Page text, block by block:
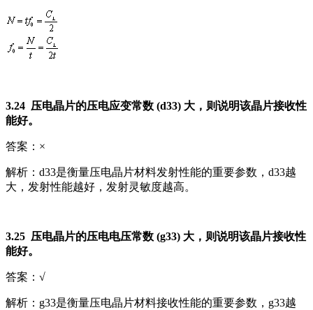
3.24 压电晶片的压电应变常数 (d33) 大，则说明该晶片接收性
能好。
答案：×
解析：d33是衡量压电晶片材料发射性能的重要参数，d33越
大，发射性能越好，发射灵敏度越高。
3.25 压电晶片的压电电压常数 (g33) 大，则说明该晶片接收性
能好。
答案：√
解析：g33是衡量压电晶片材料接收性能的重要参数，g33越